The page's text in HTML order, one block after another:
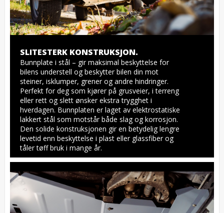
SLITESTERK KONSTRUKSJON.
Bunnplate i stål – gir maksimal beskyttelse for
bilens understell og beskytter bilen din mot
steiner, isklumper, grener og andre hindringer.
Perfekt for deg som kjører på grusveier, i terreng
eller rett og slett ønsker ekstra trygghet i
hverdagen. Bunnplaten er laget av elektrostatiske
lakkert stål som motstår både slag og korrosjon.
Den solide konstruksjonen gir en betydelig lengre
levetid enn beskyttelse i plast eller glassfiber og
tåler tøff bruk i mange år.